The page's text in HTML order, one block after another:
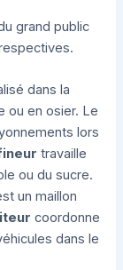
grand public
dans la
ou en osier. Le
lors
travaille
ou du sucre.
un maillon
coordonne
dans le